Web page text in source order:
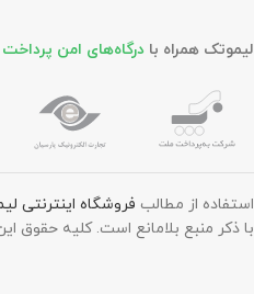
لیموتک همراه با درگاه‌های امن پرداخت
استفاده از مطالب فروشگاه اینترنتی
با ذکر منبع بلامانع است. کليه